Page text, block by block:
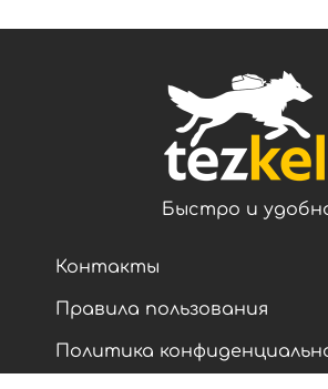
Быстро и
Контакты
Правила пользования
Политика